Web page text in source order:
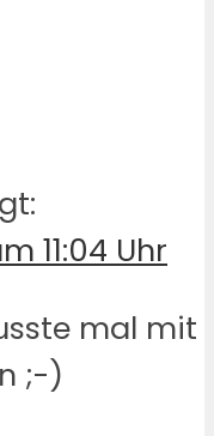
11:04 Uhr
mal mit
;-)